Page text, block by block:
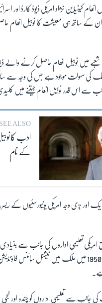
کینیڈین نژاد امریکی ڈیوڈ کارڈ اور
ہی معیشت کا نوبیل انعام حاصل کرنے
میں نوبیل انعام حاصل کرنے والے
کی سہولت موجود ہے جس کی وجہ سے
سے اس قدر نوبیل انعام جیتنے میں
SEE ALSO:
ادب کا
کے نام
اور بڑی وجہ امریکی یونیورسٹیوں
تعلیمی اداروں کی جانب سے
1950 میں ملک میں نیشنل سائنس
کی جانب سے تعلیمی اداروں کو چندہ اور